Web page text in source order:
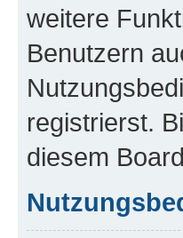
weitere
Benutzern
registrierst.
diesem